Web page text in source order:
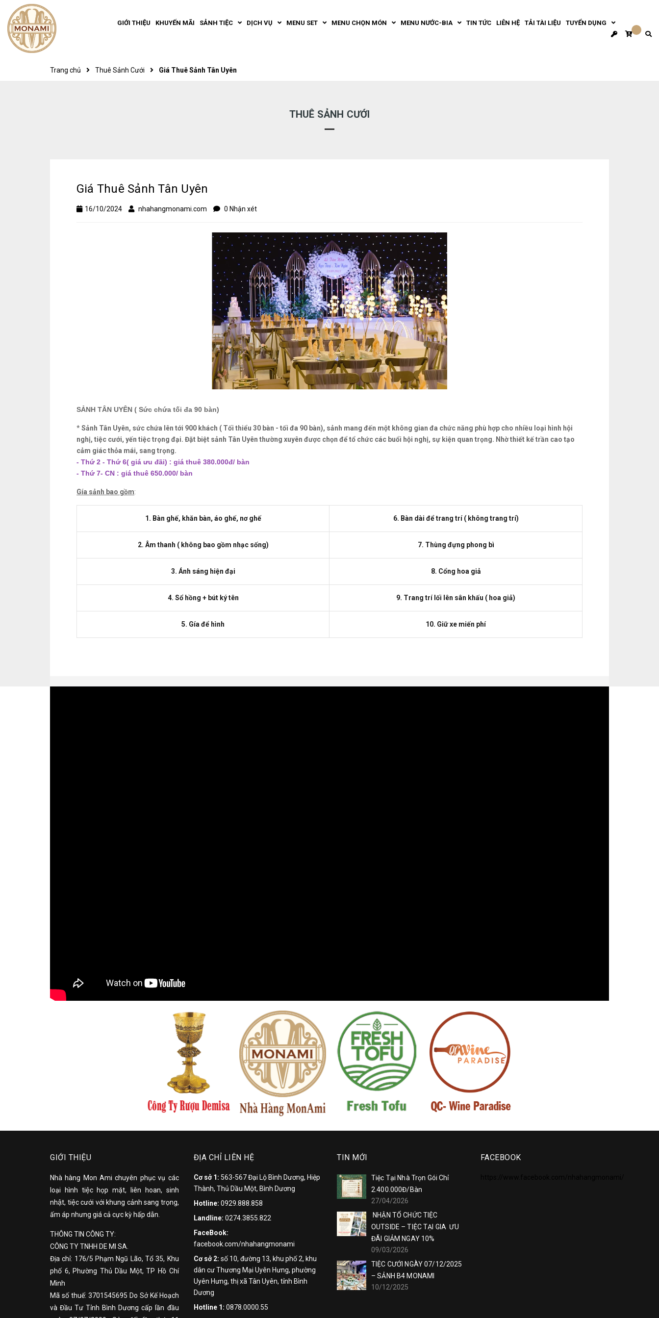
GIỚI THIỆU KHUYẾN MÃI SẢNH TIỆC DỊCH VỤ MENU SET MENU CHỌN MÓN MENU NƯỚC-BIA TIN TỨC LIÊN HỆ TẢI TÀI LIỆU TUYỂN DỤNG
Trang chủ Thuê Sảnh Cưới Giá Thuê Sảnh Tân Uyên
THUÊ SẢNH CƯỚI
Giá Thuê Sảnh Tân Uyên
16/10/2024 nhahangmonami.com 0 Nhận xét
SẢNH TÂN UYÊN ( Sức chứa tối đa 90 bàn)
*Sảnh Tân Uyên, sức chứa lên tới 900 khách ( Tối thiểu 30 bàn - tối đa 90 bàn), sảnh mang đến một không gian đa chức năng phù hợp cho nhiều loại hình hội
nghị, tiệc cưới, yến tiệc trọng đại. Đặt biệt sảnh Tân Uyên thường xuyên được chọn để tổ chức các buổi hội nghị, sự kiện quan trọng. Nhờ thiết kế trần cao tạo
cảm giác thỏa mái, sang trọng.
- Thứ 2 - Thứ 6( giá ưu đãi) : giá thuê 380.000đ/ bàn
- Thứ 7- CN : giá thuê 650.000/ bàn
Gía sảnh bao gồm:
1. Bàn ghế, khăn bàn, áo ghế, nơ ghế 6. Bàn dài để trang trí ( không trang trí)
2. Âm thanh ( không bao gồm nhạc sống) 7. Thùng đựng phong bì
3. Ánh sáng hiện đại 8. Cổng hoa giả
4. Sổ hồng + bút ký tên 9. Trang trí lối lên sân khấu ( hoa giả)
5. Gía để hình 10. Giữ xe miến phí
GIỚI THIỆU
Nhà hàng Mon Ami chuyên phục vụ các
loại hình tiệc họp mặt, liên hoan, sinh
nhật, tiệc cưới với khung cảnh sang trọng,
ấm áp nhưng giá cả cực kỳ hấp dẫn.
THÔNG TIN CÔNG TY:
CÔNG TY TNHH DE MI SA.
Địa chỉ: 176/5 Phạm Ngũ Lão, Tổ 35, Khu
phố 6, Phường Thủ Dầu Một, TP Hồ Chí
Minh
Mã số thuế: 3701545695 Do Sở Kế Hoạch
và Đầu Tư Tỉnh Bình Dương cấp lần đầu
ĐỊA CHỈ LIÊN HỆ
Cơ sở 1: 563-567 Đại Lộ Bình Dương, Hiệp
Thành, Thủ Dầu Một, Bình Dương
Hotline: 0929.888.858
Landline: 0274.3855.822
FaceBook:
facebook.com/nhahangmonami
Cơ sở 2: số 10, đường 13, khu phố 2, khu
dân cư Thương Mại Uyên Hưng, phường
Uyên Hưng, thị xã Tân Uyên, tỉnh Bình
Dương
Hotline 1: 0878.0000.55
TIN MỚI
Tiệc Tại Nhà Trọn Gói Chỉ
2.400.000Đ/Bàn
27/04/2026
NHẬN TỔ CHỨC TIỆC
OUTSIDE – TIỆC TẠI GIA ƯU
ĐÃI GIẢM NGAY 10%
09/03/2026
TIỆC CƯỚI NGÀY 07/12/2025
– SẢNH B4 MONAMI
10/12/2025
FACEBOOK